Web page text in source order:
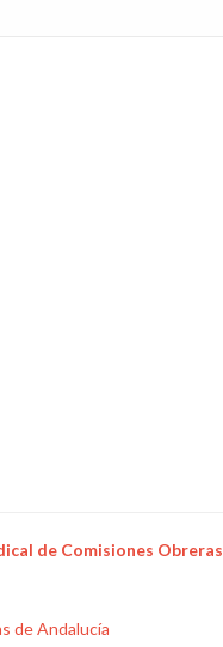
de Comisiones Obreras
de Andalucía